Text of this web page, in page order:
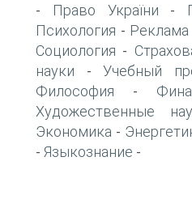
- Право України -
Психология - Реклама
Социология -
науки - Учебный
Философия -
Художественные
Экономика -
- Языкознание -